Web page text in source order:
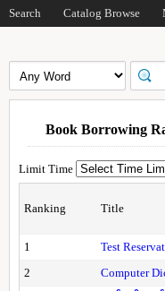
Search Catalog Browse
Book Borrowing
Limit Time
Ranking Title
1
Test
2
Computer